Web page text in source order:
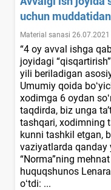
uchun
Material sanasi 26.07.2021
“4 oy avval ishga
joyidagi
yili beriladigan
Umumiy qoida
хodimga 6 oydan
taqdirda, biz unga
tashqari, хodimning
kunni tashkil etgan,
vaziyatlarda qanday
“Norma”ning
huquqshunos
oʻtdi: ...